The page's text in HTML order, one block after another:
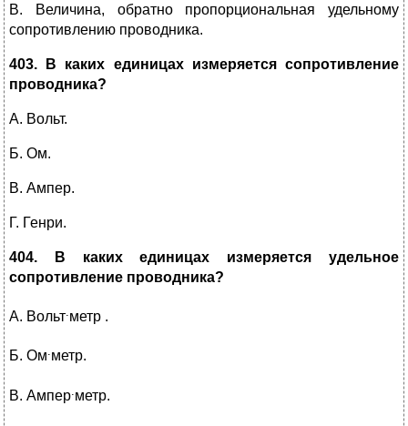
В. Величина, обратно пропорциональная удельному
сопротивлению проводника.
403. В каких единицах измеряется сопротивление
проводника?
А. Вольт.
Б. Ом.
В. Ампер.
Г. Генри.
404. В каких единицах измеряется удельное
сопротивление проводника?
А. Вольт метр .
Б. Ом.метр.
В. Ампер метр.